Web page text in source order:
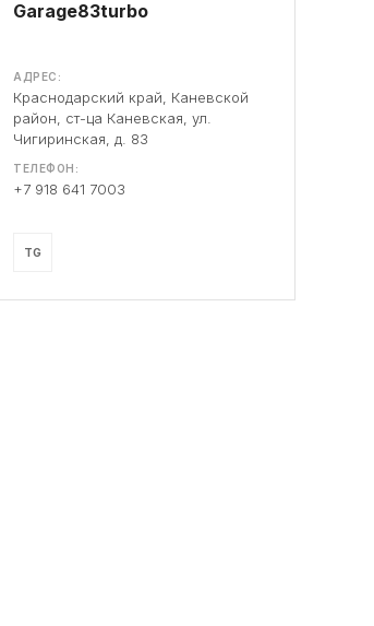
Garage83turbo
АДРЕС:
Краснодарский край, Каневской
район, ст-ца Каневская, ул.
Чигиринская, д. 83
ТЕЛЕФОН:
+7 918 641 7003
TG